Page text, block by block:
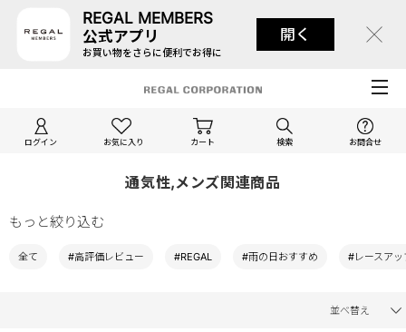
REGAL MEMBERS
公式アプリ
お買い物をさらに便利でお得に
開く
ログイン お気に入り カート 検索 お問合せ
通気性,メンズ関連商品
もっと絞り込む
全て #高評価レビュー #REGAL #雨の日おすすめ #レースアッ
並べ替え